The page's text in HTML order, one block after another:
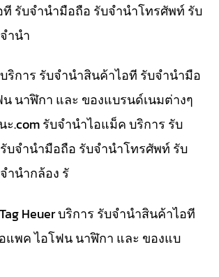
รับจำนำมือถือ รับจำนำโทรศัพท์ รับ
ำนำ
ริการ รับจำนำสินค้าไอที รับจำนำมือ
นาฬิกา และ ของแบรนด์เนมต่างๆ
.com รับจำนำไอแม็ค บริการ รับ
บจำนำมือถือ รับจำนำโทรศัพท์ รับ
ำนำกล้อง รั
Heuer บริการ รับจำนำสินค้าไอที
แพค ไอโฟน นาฬิกา และ ของแบ